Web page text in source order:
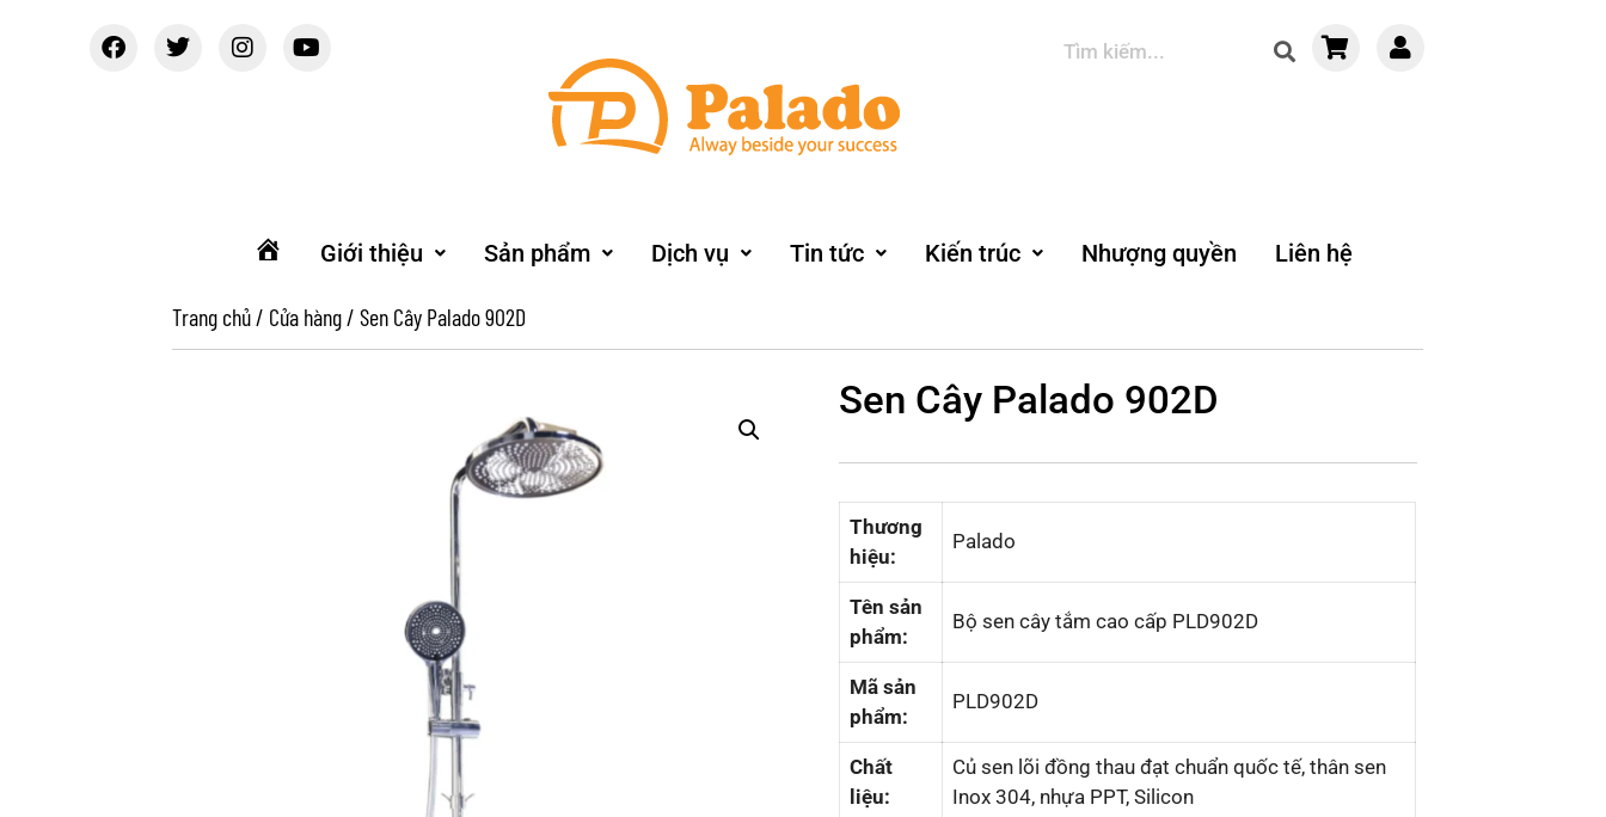
Trang
Giới thiệu Sản phẩm Dịch vụ Tin tức Kiến trúc Nhượng quyền Liên hệ
Trang chủ/ Cửa hàng/Sen Cây Palado 902D
Sen Cây Palado 902D
Thương
hiệu:
Palado
Tên sản
phẩm:
Bộ sen cây tắm cao cấp PLD902D
Mã sản
phẩm:
PLD902D
Chất
liệu:
Củ sen lõi đồng thau đạt chuẩn quốc tế, thân sen
Inox 304, nhựa PPT, Silicon